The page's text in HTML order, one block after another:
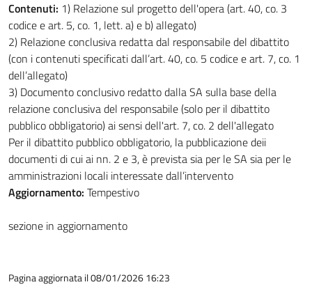
Contenuti: 1) Relazione sul progetto dell'opera (art. 40, co. 3
codice e art. 5, co. 1, lett. a) e b) allegato)
2) Relazione conclusiva redatta dal responsabile del dibattito
(con i contenuti specificati dall’art. 40, co. 5 codice e art. 7, co. 1
dell’allegato)
3) Documento conclusivo redatto dalla SA sulla base della
relazione conclusiva del responsabile (solo per il dibattito
pubblico obbligatorio) ai sensi dell'art. 7, co. 2 dell'allegato
Per il dibattito pubblico obbligatorio, la pubblicazione deii
documenti di cui ai nn. 2 e 3, è prevista sia per le SA sia per le
amministrazioni locali interessate dall’intervento
Aggiornamento: Tempestivo
sezione in aggiornamento
Pagina aggiornata il 08/01/2026 16:23